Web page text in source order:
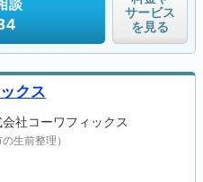
談
サービス
を見る
クス
社コーワフィックス
生前整理）